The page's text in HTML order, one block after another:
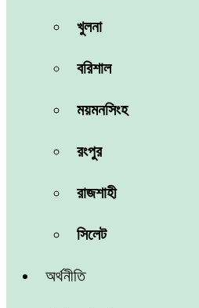
খুলনা
বরিশাল
ময়মনসিংহ
রংপুর
রাজশাহী
সিলেট
অর্থনীতি